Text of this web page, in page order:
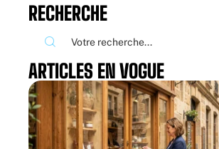
RECHERCHE
ARTICLES EN VOGUE